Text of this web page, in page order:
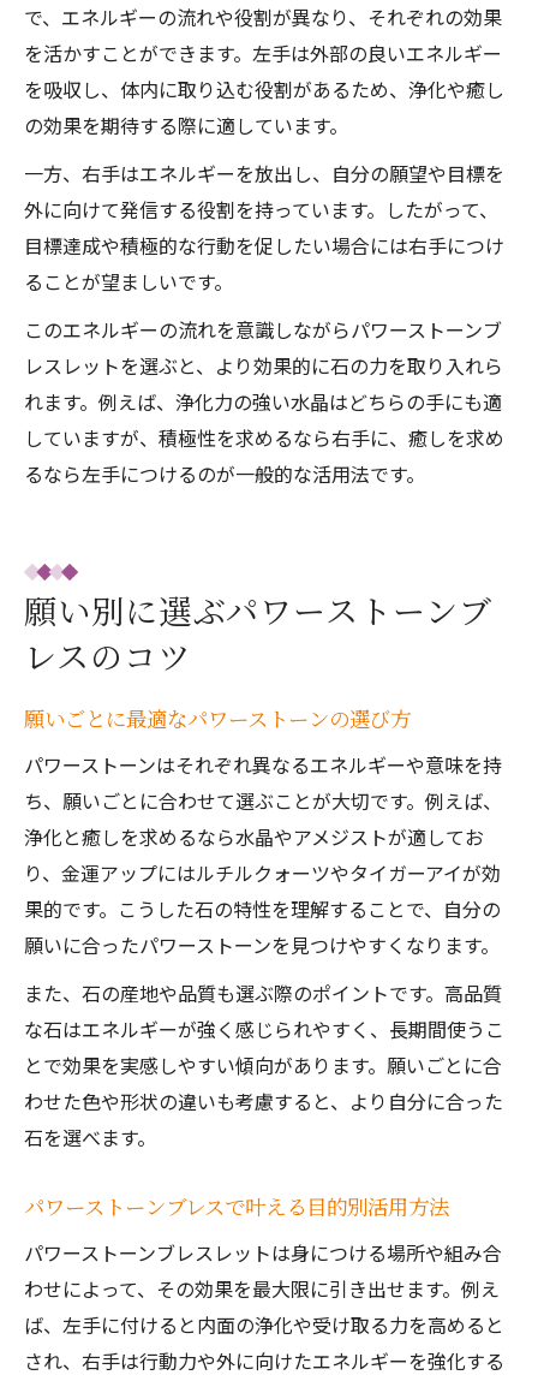
で、エネルギーの流れや役割が異なり、それぞれの効果
を活かすことができます。左手は外部の良いエネルギー
を吸収し、体内に取り込む役割があるため、浄化や癒し
の効果を期待する際に適しています。
一方、右手はエネルギーを放出し、自分の願望や目標を
外に向けて発信する役割を持っています。したがって、
目標達成や積極的な行動を促したい場合には右手につけ
ることが望ましいです。
このエネルギーの流れを意識しながらパワーストーンブ
レスレットを選ぶと、より効果的に石の力を取り入れら
れます。例えば、浄化力の強い水晶はどちらの手にも適
していますが、積極性を求めるなら右手に、癒しを求め
るなら左手につけるのが一般的な活用法です。
願い別に選ぶパワーストーンブ
レスのコツ
願いごとに最適なパワーストーンの選び方
パワーストーンはそれぞれ異なるエネルギーや意味を持
ち、願いごとに合わせて選ぶことが大切です。例えば、
浄化と癒しを求めるなら水晶やアメジストが適してお
り、金運アップにはルチルクォーツやタイガーアイが効
果的です。こうした石の特性を理解することで、自分の
願いに合ったパワーストーンを見つけやすくなります。
また、石の産地や品質も選ぶ際のポイントです。高品質
な石はエネルギーが強く感じられやすく、長期間使うこ
とで効果を実感しやすい傾向があります。願いごとに合
わせた色や形状の違いも考慮すると、より自分に合った
石を選べます。
パワーストーンブレスで叶える目的別活用方法
パワーストーンブレスレットは身につける場所や組み合
わせによって、その効果を最大限に引き出せます。例え
ば、左手に付けると内面の浄化や受け取る力を高めると
され、右手は行動力や外に向けたエネルギーを強化する